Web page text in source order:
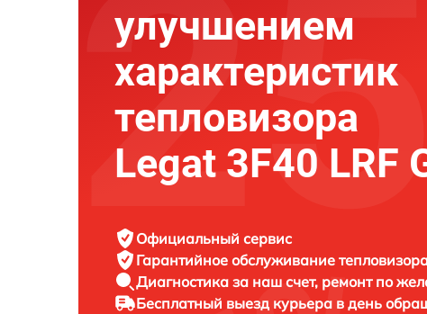
улучшением
характеристик
тепловизора
Legat 3F40 LRF
Официальный сервис
Гарантийное обслуживание
Диагностика за наш счет, ремонт по
Бесплатный выезд курьера в день